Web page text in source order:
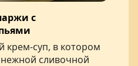
с
суп, в котором
нежной сливочной